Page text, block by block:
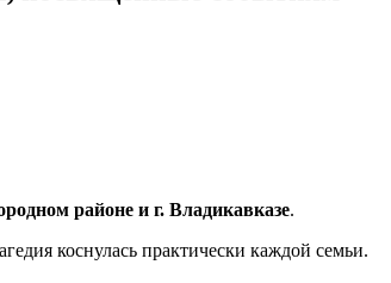
районе и г. Владикавказе.
коснулась практически каждой семьи.